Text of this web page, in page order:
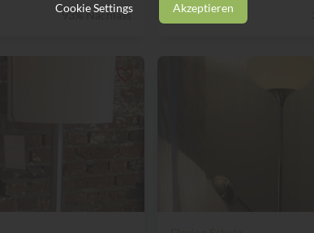
93% Nachlass € 598,-
Cookie Settings Akzeptieren